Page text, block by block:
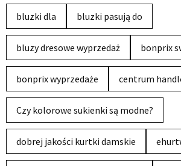
bluzki dla bluzki pasują do
bluzy dresowe wyprzedaż bonprix
bonprix wyprzedaże centrum
Czy kolorowe sukienki są modne?
dobrej jakości kurtki damskie